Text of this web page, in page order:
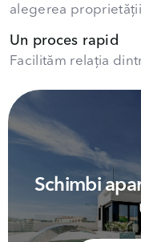
alegerea
Un proces rapid
Facilităm relația
Schimbi